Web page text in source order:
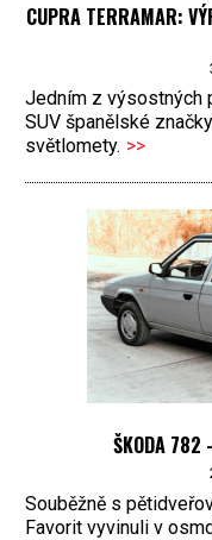
CUPRA TERRAMAR:
Jedním z výsostných
SUV španělské
světlomety. >>
ŠKODA 782
Souběžně s
Favorit vyvinuli v